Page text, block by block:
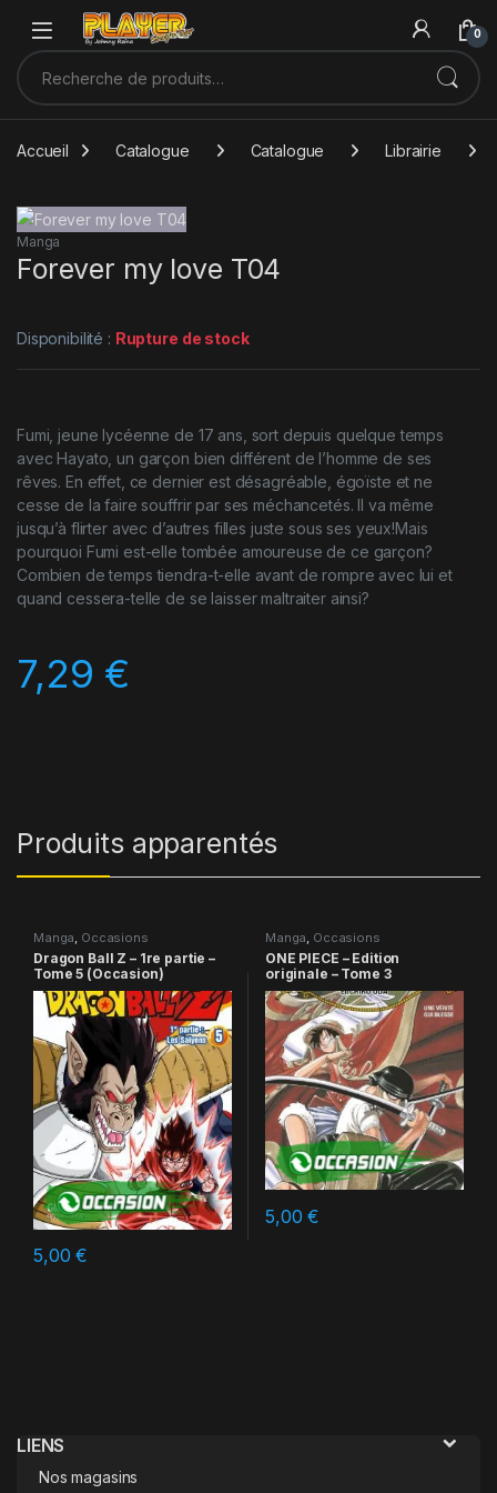
Sauter à la navigation
Skip to content
0
Recherche pour :
Accueil Catalogue Catalogue Librairie
Manga
Forever my love T04
Disponibilité : Rupture de stock
Fumi, jeune lycéenne de 17 ans, sort depuis quelque temps
avec Hayato, un garçon bien différent de l’homme de ses
rêves. En effet, ce dernier est désagréable, égoïste et ne
cesse de la faire souffrir par ses méchancetés. Il va même
jusqu’à flirter avec d’autres filles juste sous ses yeux!Mais
pourquoi Fumi est-elle tombée amoureuse de ce garçon?
Combien de temps tiendra-t-elle avant de rompre avec lui et
quand cessera-telle de se laisser maltraiter ainsi?
7,29 €
Produits apparentés
Manga, Occasions
Dragon Ball Z – 1re partie –
Tome 5 (Occasion)
5,00€
Manga, Occasions
ONE PIECE – Edition
originale – Tome 3
5,00€
LIENS
Nos magasins